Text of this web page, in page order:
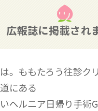
広報誌に掲載され
。ももたろう往診ク
にある
ヘルニア日帰り手術